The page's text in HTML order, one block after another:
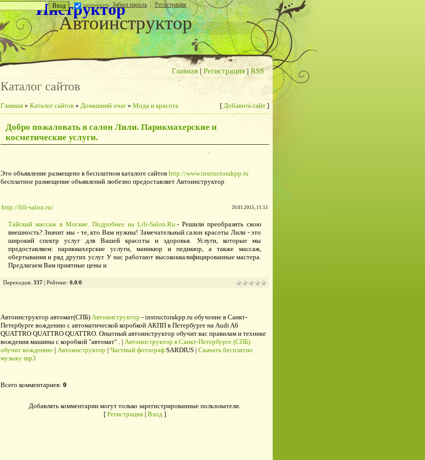
запомнить Забыл пароль | Регистрация
Автоинструктор
Инструктор
Главная| Регистрация|RSS
Каталог сайтов
Главная» Каталог сайтов» Домашний очаг» Мода и красота [ Добавить сайт]
Добро пожаловать в салон Лили. Парикмахерские и
косметические услуги.
Это объявление размещено в бесплатном каталоге сайтов http://www.instructorakpp.ru
бесплатное размещение объявлений любезно предоставляет Автоинструктор
http://lili-salon.ru/ 20.01.2015, 11:51
Тайский массаж в Москве. Подробнее на Lili-Salon.Ru.- Решили преобразить свою
внешность? Значит мы - те, кто Вам нужны! Замечательный салон красоты Лили - это
широкий спектр услуг для Вашей красоты и здоровья. Услуги, которые мы
предоставляем: парикмахерские услуги, маникюр и педикюр, а также массаж,
обертывания и ряд других услуг. У нас работают высококвалифицированные мастера.
Предлагаем Вам приятные цены и
Переходов: 337 Рейтинг: 0.0/0
Автоинструктор автомат(СПБ) Автоинструктор - instructorakpp.ru обучение в Санкт-
Петербурге вождению с автоматической коробкой АКПП в Петербурге на Audi A6
QUATTRO QUATTRO QUATTRO. Опытный автоинструктор обучит вас правилам и технике
вождения машины с коробкой "автомат" . | Автоинструктор в Санкт-Петербурге (СПБ)
обучит вождению| Автоинструктор | Частный фотографSARDIUS | Скачать бесплатно
музыку mp3
Всего комментариев: 0
Добавлять комментарии могут только зарегистрированные пользователи.
[ Регистрация| Вход]